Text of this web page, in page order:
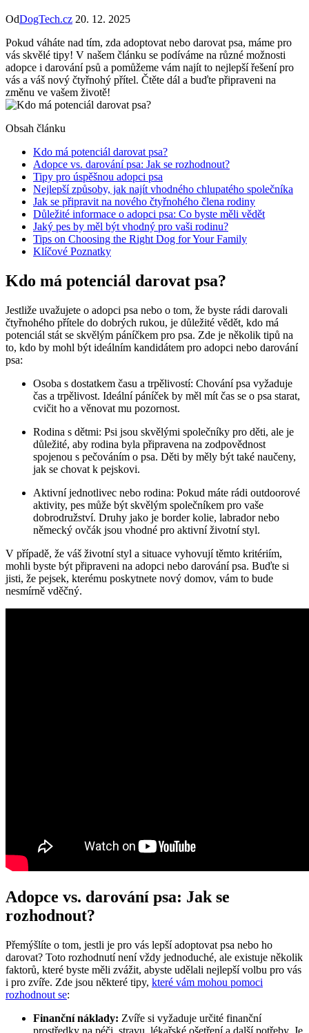
OdDogTech.cz 20. 12. 2025
Pokud váháte nad tím, zda adoptovat nebo darovat psa, máme pro
vás skvělé tipy! V našem článku se podíváme na různé možnosti
adopce i darování psů a pomůžeme vám najít to nejlepší řešení pro
vás a váš nový čtyřnohý přítel. Čtěte dál a buďte připraveni na
změnu ve vašem životě!
Obsah článku
Kdo má potenciál darovat psa?
Adopce vs. darování psa: Jak se rozhodnout?
Tipy pro úspěšnou adopci psa
Nejlepší způsoby, jak najít vhodného chlupatého společníka
Jak se připravit na nového čtyřnohého člena rodiny
Důležité informace o adopci psa: Co byste měli vědět
Jaký pes by měl být vhodný pro vaši rodinu?
Tips on Choosing the Right Dog for Your Family
Klíčové Poznatky
Kdo má potenciál darovat psa?
Jestliže uvažujete o adopci psa nebo o tom, že byste rádi darovali
čtyřnohého přítele do dobrých rukou, je důležité vědět, kdo má
potenciál stát se skvělým páníčkem pro psa. Zde je několik tipů na
to, kdo by mohl být ideálním kandidátem pro adopci nebo darování
psa:
Osoba s dostatkem času a trpělivostí: Chování psa vyžaduje
čas a trpělivost. Ideální páníček by měl mít čas se o psa starat,
cvičit ho a věnovat mu pozornost.
Rodina s dětmi: Psi jsou skvělými společníky pro děti, ale je
důležité, aby rodina byla připravena na zodpovědnost
spojenou s pečováním o psa. Děti by měly být také naučeny,
jak se chovat k pejskovi.
Aktivní jednotlivec nebo rodina: Pokud máte rádi outdoorové
aktivity, pes může být skvělým společníkem pro vaše
dobrodružství. Druhy jako je border kolie, labrador nebo
německý ovčák jsou vhodné pro aktivní životní styl.
V případě, že váš životní styl a situace vyhovují těmto kritériím,
mohli byste být připraveni na adopci nebo darování psa. Buďte si
jisti, že pejsek, kterému poskytnete nový domov, vám to bude
nesmírně vděčný.
Adopce vs. darování psa: Jak se
rozhodnout?
Přemýšlíte o tom, jestli je pro vás lepší adoptovat psa nebo ho
darovat? Toto rozhodnutí není vždy jednoduché, ale existuje několik
faktorů, které byste měli zvážit, abyste udělali nejlepší volbu pro vás
i pro zvíře. Zde jsou některé tipy, které vám mohou pomoci
rozhodnout se:
Finanční náklady: Zvíře si vyžaduje určité finanční
prostředky na péči, stravu, lékařské ošetření a další potřeby. Je